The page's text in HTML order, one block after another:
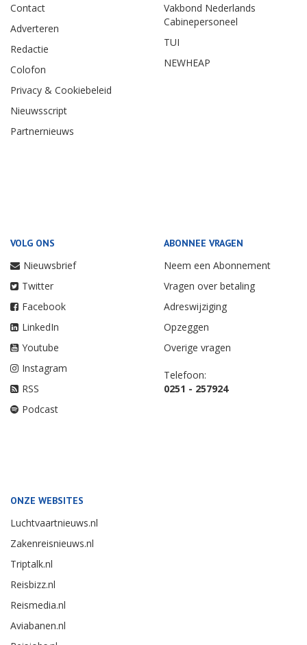
Contact
Adverteren
Redactie
Colofon
Privacy & Cookiebeleid
Nieuwsscript
Partnernieuws
Vakbond Nederlands
Cabinepersoneel
TUI
NEWHEAP
VOLG ONS
Nieuwsbrief
Twitter
Facebook
LinkedIn
Youtube
Instagram
RSS
Podcast
ABONNEE VRAGEN
Neem een Abonnement
Vragen over betaling
Adreswijziging
Opzeggen
Overige vragen
Telefoon:
0251 - 257924
ONZE WEBSITES
Luchtvaartnieuws.nl
Zakenreisnieuws.nl
Triptalk.nl
Reisbizz.nl
Reismedia.nl
Aviabanen.nl